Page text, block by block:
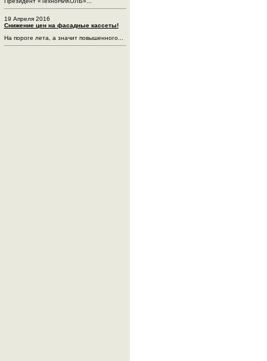
19 Апреля 2016
Снижение цен на фасадные кассеты!
На пороге лета, а значит повышенного...